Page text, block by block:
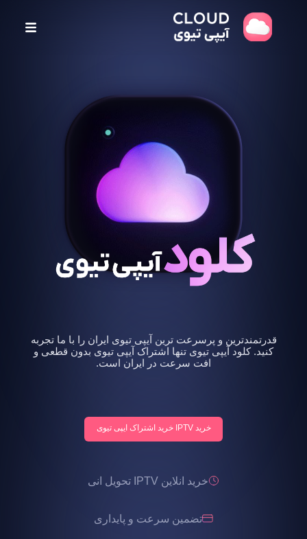
قدرتمندترین و پرسرعت ترین آیپی تیوی ایران را با ما تجربه
کنید. کلود آیپی تیوی تنها اشتراک آیپی تیوی بدون قطعی و
افت سرعت در ایران است.
خرید IPTV خرید اشتراک ایپی تیوی
خرید انلاین IPTV تحویل انی
تضمین سرعت و پایداری